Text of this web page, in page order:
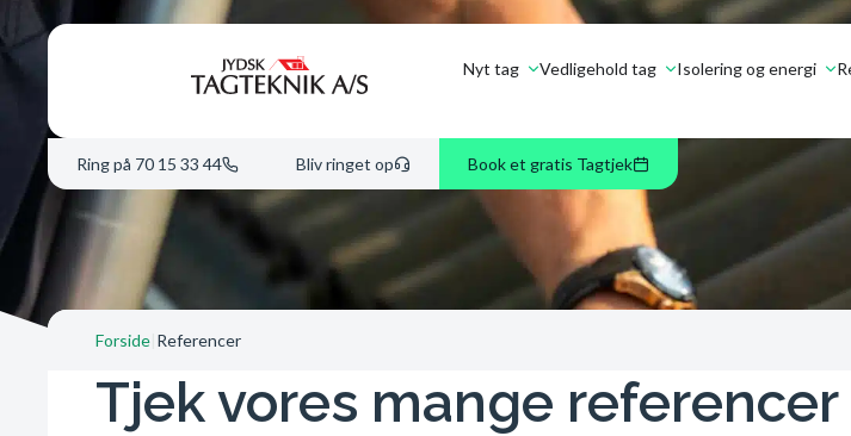
Ring på 70 15 33 44 Bliv ringet op Book et gratis Tagtjek
Nyt tag Vedligehold tag Isolering og energi
Forside Referencer
Tjek vores mange referencer